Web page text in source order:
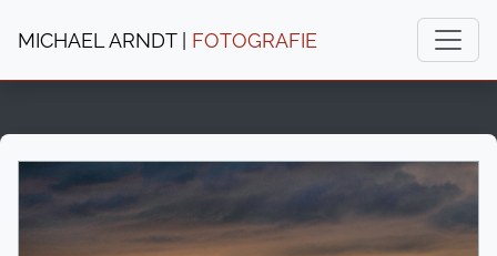
MICHAEL ARNDT | FOTOGRAFIE